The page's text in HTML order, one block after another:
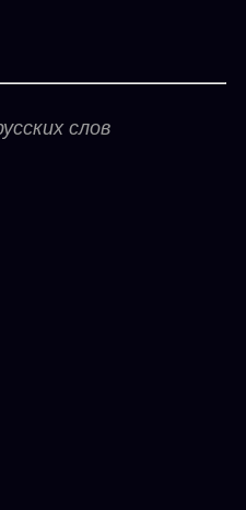
слов